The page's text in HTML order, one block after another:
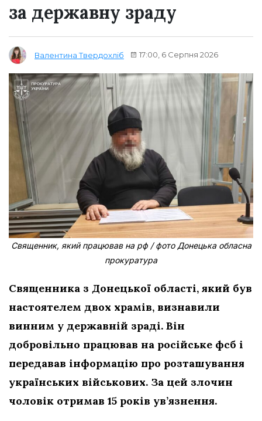
за державну зраду
Валентина Твердохліб 17:00, 6 Серпня 2026
Священник, який працював на рф / фото Донецька обласна
прокуратура
Священника з Донецької області, який був
настоятелем двох храмів, визнавили
винним у державній зраді. Він
добровільно працював на російське фсб і
передавав інформацію про розташування
українських військових. За цей злочин
чоловік отримав 15 років ув’язнення.